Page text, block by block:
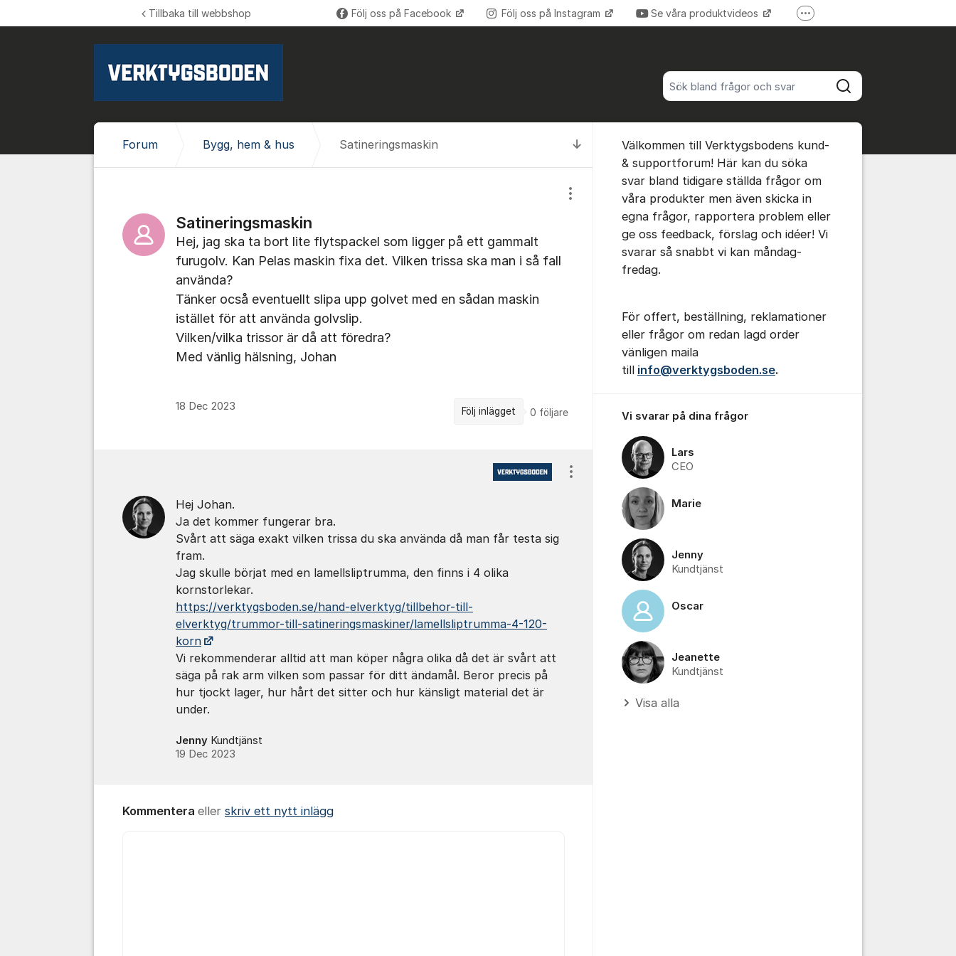
Sök bland alla inlägg
Sök
Tillbaka till webbshop Följ oss på Facebook Följ oss på Instagram Se våra produktvideos Fler supportlänkar
Till senaste kommentaren
Forum Bygg, hem & hus Satineringsmaskin
Satineringsmaskin
Visa/dölj inställningar för inlägg/kommentar
Hej, jag ska ta bort lite flytspackel som ligger på ett gammalt
furugolv. Kan Pelas maskin fixa det. Vilken trissa ska man i så fall
använda?
Tänker ocså eventuellt slipa upp golvet med en sådan maskin
istället för att använda golvslip.
Vilken/vilka trissor är då att föredra?
Med vänlig hälsning, Johan
18 Dec 2023 Följ inlägget 0 följare
Hej Johan.
Ja det kommer fungerar bra.
Svårt att säga exakt vilken trissa du ska använda då man får testa sig
fram.
Jag skulle börjat med en lamellsliptrumma, den finns i 4 olika
kornstorlekar.
https://verktygsboden.se/hand-elverktyg/tillbehor-till-
elverktyg/trummor-till-satineringsmaskiner/lamellsliptrumma-4-120-
korn
Vi rekommenderar alltid att man köper några olika då det är svårt att
säga på rak arm vilken som passar för ditt ändamål. Beror precis på
hur tjockt lager, hur hårt det sitter och hur känsligt material det är
under.
Jenny Kundtjänst
19 Dec 2023
Visa/dölj inställningar för inlägg/kommentar
Kommentera eller skriv ett nytt inlägg
Välkommen till Verktygsbodens kund-
& supportforum! Här kan du söka
svar bland tidigare ställda frågor om
våra produkter men även skicka in
egna frågor, rapportera problem eller
ge oss feedback, förslag och idéer! Vi
svarar så snabbt vi kan måndag-
fredag.
För offert, beställning, reklamationer
eller frågor om redan lagd order
vänligen maila
till info@verktygsboden.se.
Vi svarar på dina frågor
Lars
CEO
Marie
Jenny
Kundtjänst
Oscar
Jeanette
Kundtjänst
Visa alla